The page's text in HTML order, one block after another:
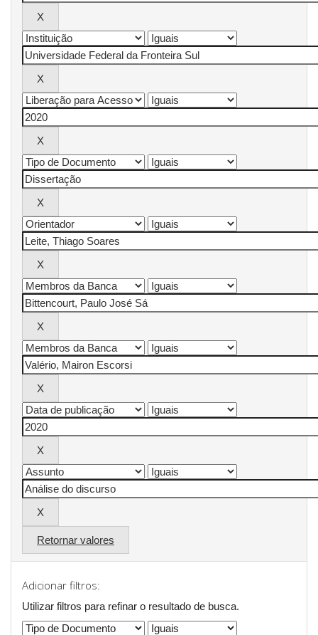
Retornar valores
Adicionar filtros:
Utilizar filtros para refinar o resultado de busca.